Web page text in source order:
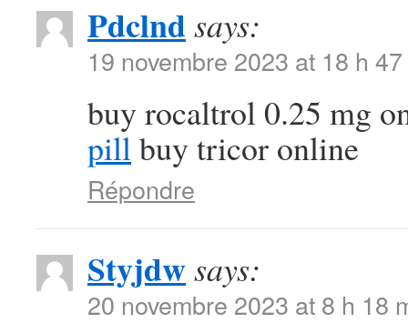
Pdclndsays:
19 novembre 2023 at 18 h
buy rocaltrol 0.25 mg
pillbuy tricor online
Répondre
Styjdwsays:
20 novembre 2023 at 8 h 18